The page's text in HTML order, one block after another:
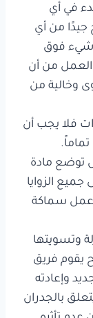
في أي
من أي
شيء فوق
من أن
وخالية من
فلا يجب أن
توضع مادة
جميع الزوايا
عمل سماكة
وتسويتها
يقوم فريق
وإعادته
بالجدران